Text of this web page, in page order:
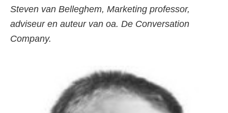
Steven van Belleghem, Marketing professor,
adviseur en auteur van oa. De Conversation
Company.